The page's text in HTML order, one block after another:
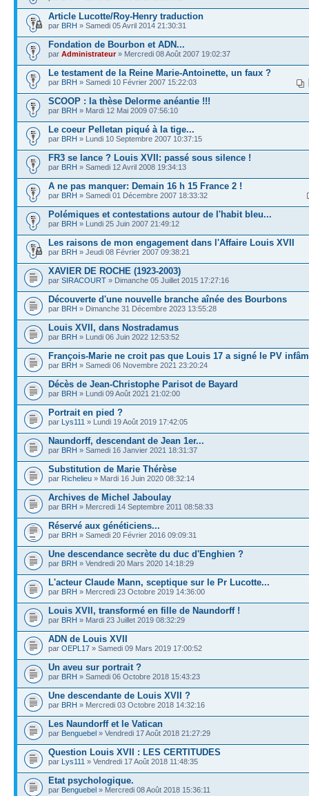
Article Lucotte/Roy-Henry traduction
par BRH » Samedi 05 Avril 2014 21:30:31
Fondation de Bourbon et ADN...
par Administrateur» Mercredi 08 Août 2007 19:02:37
Le testament de la Reine Marie-Antoinette, un faux ?
par BRH » Samedi 10 Février 2007 15:22:03
SCOOP : la thèse Delorme anéantie !!!
par BRH » Mardi 12 Mai 2009 07:56:10
Le coeur Pelletan piqué à la tige...
par BRH » Lundi 10 Septembre 2007 10:37:15
FR3 se lance ? Louis XVII: passé sous silence !
par BRH » Samedi 12 Avril 2008 19:34:13
A ne pas manquer: Demain 16 h 15 France 2 !
par BRH » Samedi 01 Décembre 2007 18:33:32
Polémiques et contestations autour de l'habit bleu...
par BRH » Lundi 25 Juin 2007 21:49:12
Les raisons de mon engagement dans l'Affaire Louis XVII
par BRH » Jeudi 08 Février 2007 09:38:21
XAVIER DE ROCHE (1923-2003)
par SIRACOURT » Dimanche 05 Juillet 2015 17:27:16
Découverte d'une nouvelle branche aînée des Bourbons
par BRH » Dimanche 31 Décembre 2023 13:55:28
Louis XVII, dans Nostradamus
par BRH » Lundi 06 Juin 2022 12:53:52
François-Marie ne croit pas que Louis 17 a signé le PV infâm
par BRH » Samedi 06 Novembre 2021 23:20:24
Décès de Jean-Christophe Parisot de Bayard
par BRH » Lundi 09 Août 2021 21:02:00
Portrait en pied ?
par Lys111 » Lundi 19 Août 2019 17:42:05
Naundorff, descendant de Jean 1er...
par BRH » Samedi 16 Janvier 2021 18:31:37
Substitution de Marie Thérèse
par Richelieu » Mardi 16 Juin 2020 08:32:14
Archives de Michel Jaboulay
par BRH » Mercredi 14 Septembre 2011 08:58:33
Réservé aux généticiens...
par BRH » Samedi 20 Février 2016 09:09:31
Une descendance secrète du duc d'Enghien ?
par BRH » Vendredi 20 Mars 2020 14:18:29
L'acteur Claude Mann, sceptique sur le Pr Lucotte...
par BRH » Mercredi 23 Octobre 2019 14:36:00
Louis XVII, transformé en fille de Naundorff !
par BRH » Mardi 23 Juillet 2019 08:32:29
ADN de Louis XVII
par OEPL17 » Samedi 09 Mars 2019 17:00:52
Un aveu sur portrait ?
par BRH » Samedi 06 Octobre 2018 15:43:23
Une descendante de Louis XVII ?
par BRH » Mercredi 03 Octobre 2018 14:32:16
Les Naundorff et le Vatican
par Benguebel » Vendredi 17 Août 2018 21:27:29
Question Louis XVII : LES CERTITUDES
par Lys111 » Vendredi 17 Août 2018 11:48:35
Etat psychologique.
par Benguebel » Mercredi 08 Août 2018 15:36:11